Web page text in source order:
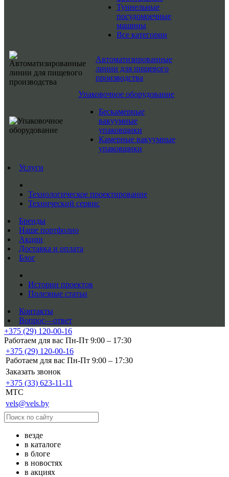
Туннельные
посудомоечные
машины
Все категории
Автоматизированные
линии для пищевого
производства
Упаковочное оборудование
Бескамерные
вакуумные
упаковщики
Камерные вакуумные
упаковщики
Услуги
Технологическое проектирование
Технический сервис
Бренды
Наше портфолио
Акции
Доставка и оплата
Блог
Истории проектов
Полезные статьи
Контакты
Вопрос—ответ
+375 (29) 120-00-16
Работаем для вас Пн-Пт 9:00 – 17:30
+375 (29) 120-00-16
Работаем для вас Пн-Пт 9:00 – 17:30
Заказать звонок
+375 (33) 623-11-11
MTC
vels@vels.by
везде
в каталоге
в блоге
в новостях
в акциях